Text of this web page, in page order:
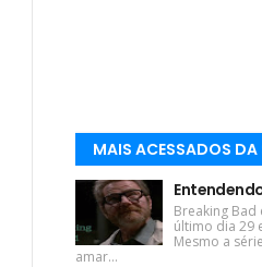
MAIS ACESSADOS DA
Breaking
último dia 29
Mesmo a
amar...